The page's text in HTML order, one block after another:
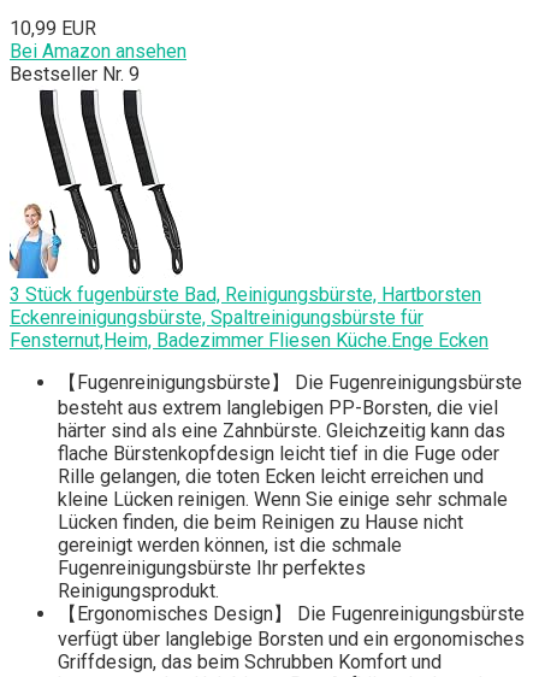
10,99 EUR
Bei Amazon ansehen
Bestseller Nr. 9
3 Stück fugenbürste Bad, Reinigungsbürste, Hartborsten
Eckenreinigungsbürste, Spaltreinigungsbürste für
Fensternut,Heim, Badezimmer Fliesen Küche.Enge Ecken
【Fugenreinigungsbürste】 Die Fugenreinigungsbürste
besteht aus extrem langlebigen PP-Borsten, die viel
härter sind als eine Zahnbürste. Gleichzeitig kann das
flache Bürstenkopfdesign leicht tief in die Fuge oder
Rille gelangen, die toten Ecken leicht erreichen und
kleine Lücken reinigen. Wenn Sie einige sehr schmale
Lücken finden, die beim Reinigen zu Hause nicht
gereinigt werden können, ist die schmale
Fugenreinigungsbürste Ihr perfektes
Reinigungsprodukt.
【Ergonomisches Design】 Die Fugenreinigungsbürste
verfügt über langlebige Borsten und ein ergonomisches
Griffdesign, das beim Schrubben Komfort und